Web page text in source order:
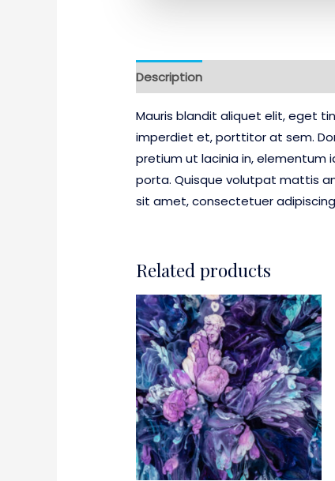
Description
Mauris blandit aliquet elit, eget
imperdiet et, porttitor at sem.
pretium ut lacinia in, elementum
porta. Quisque volutpat mattis
sit amet, consectetuer
Related products